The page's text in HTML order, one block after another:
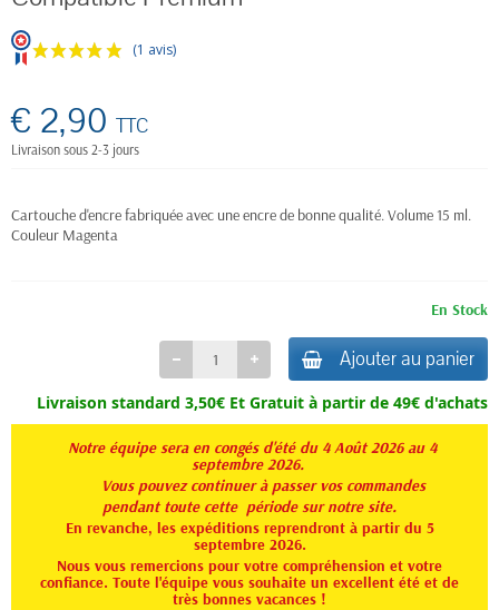
(1 avis)
€ 2,90 TTC
Livraison sous 2-3 jours
Cartouche d'encre fabriquée avec une encre de bonne qualité. Volume 15 ml.
Couleur Magenta
En Stock
Ajouter au panier
Livraison standard 3,50€ Et Gratuit à partir de 49€ d'achats
Notre équipe sera en congés d'été du 4 Août 2026 au 4
septembre 2026.
Vous pouvez continuer à passer vos commandes
pendant toute cette période sur notre site.
En revanche, les expéditions reprendront à partir du 5
septembre 2026.
Nous vous remercions pour votre compréhension et votre
confiance. Toute l'équipe vous souhaite un excellent été et de
très bonnes vacances !